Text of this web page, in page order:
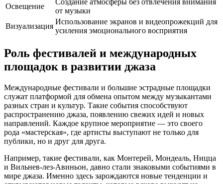
Освещение
Создание атмосферы без отвлечения внимания
от музыки
Визуализация
Использование экранов и видеопрожекций для
усиления эмоционального восприятия
Роль фестивалей и международных
площадок в развитии джаза
Международные фестивали и большие эстрадные площадки
служат платформой для обмена опытом между музыкантами
разных стран и культур. Такие события способствуют
распространению джаза, появлению свежих идей и новых
направлений. Каждое крупное мероприятие — это своего
рода «мастерская», где артисты выступают не только для
публики, но и друг для друга.
Например, такие фестивали, как Монтерей, Мондеаль, Ницца
и Вильнев-лез-Авиньон, давно стали знаковыми событиями в
мире джаза. Именно здесь зарождаются новые тенденции и